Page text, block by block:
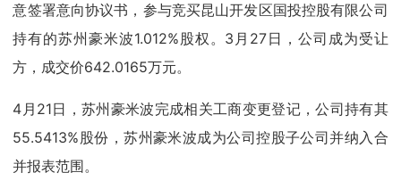
意签署意向协议书，参与竞买昆山开发区国投控股有限公司
持有的苏州豪米波1.012%股权。3月27日，公司成为受让
方，成交价642.0165万元。
4月21日，苏州豪米波完成相关工商变更登记，公司持有其
55.5413%股份，苏州豪米波成为公司控股子公司并纳入合
并报表范围。